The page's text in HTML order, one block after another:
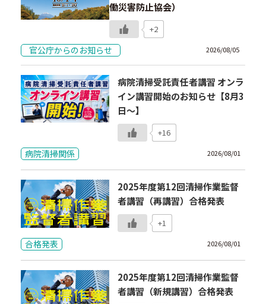
働災害防止協会）
+2
官公庁からのお知らせ 2026/08/05
病院清掃受託責任者講習 オンラ
イン講習開始のお知らせ【8月3
日～】
+16
病院清掃関係 2026/08/01
2025年度第12回清掃作業監督
者講習（再講習）合格発表
+1
合格発表 2026/08/01
2025年度第12回清掃作業監督
者講習（新規講習）合格発表